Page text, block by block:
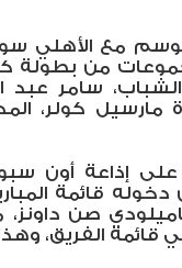
من بطولة
سامر عبد
كولر،
على إذاعة أون
قائمة
صن
قائمة الفريق،